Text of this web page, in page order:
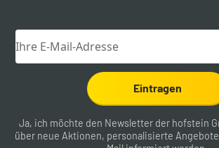
Eintragen
Ja, ich möchte den Newsletter der hofstein
über neue Aktionen, personalisierte